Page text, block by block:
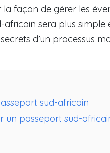
façon de gérer les
sera plus simple
d’un processus
sud-africain
un passeport sud-